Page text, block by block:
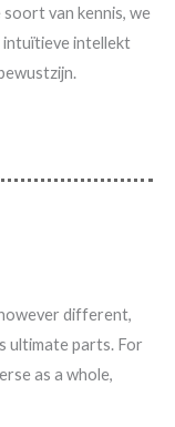
van kennis, we
intuïtieve intellekt
different,
ultimate parts. For
as a whole,